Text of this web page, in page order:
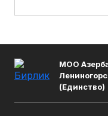
МОО
(Единство)